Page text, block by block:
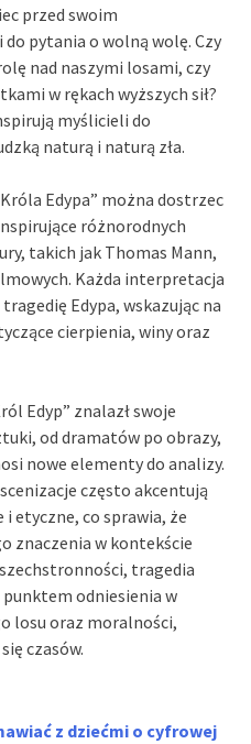
przed swoim
pytania o wolną wolę. Czy
nad naszymi losami, czy
w rękach wyższych sił?
myślicieli do
naturą i naturą zła.
Edypa” można dostrzec
różnorodnych
takich jak Thomas Mann,
Każda interpretacja
Edypa, wskazując na
cierpienia, winy oraz
Edyp” znalazł swoje
od dramatów po obrazy,
nowe elementy do analizy.
często akcentują
etyczne, co sprawia, że
znaczenia w kontekście
tragedia
odniesienia w
losu oraz moralności,
czasów.
z dziećmi o cyfrowej